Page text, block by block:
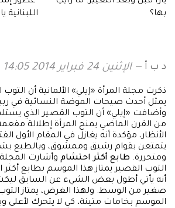
بها؟
اللبنانية
د ب أ الإثنين 24 فبراير 2014 14:05
وأضافت «إيلي» أن التوب القصير الذي
من القرن الماضي يمنح المرأة إطلالة
الأنظار، مؤكدة أنه يغازل في المقام الأول
يتمتعن بقوام رشيق وممشوق، وبالطبع
ومتحررة. طابع أكثر احتشام وأشارت المجلة
التوب القصير يمتاز هذا الموسم بطابع أكثر
أنه يأتي أطول بعض الشيء عن السابق
صغير من الوسط. ولهذا الغرض، يمتاز
الموسم بخامات متينة، كي لا يتحرك